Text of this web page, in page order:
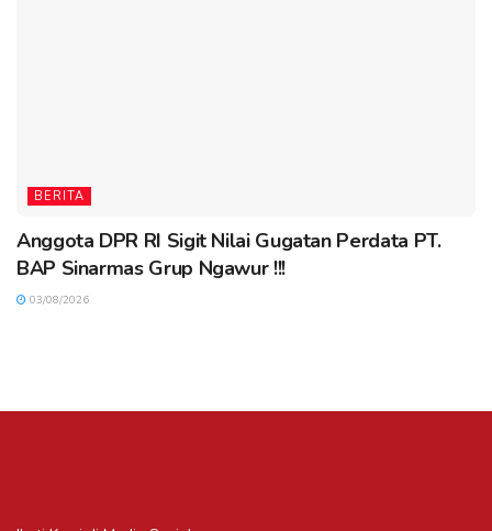
BERITA
Anggota DPR RI Sigit Nilai Gugatan Perdata PT.
BAP Sinarmas Grup Ngawur !!!
03/08/2026